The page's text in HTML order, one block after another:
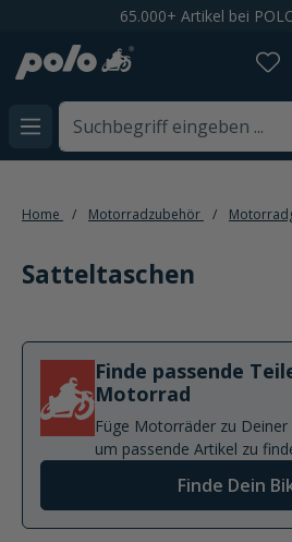
Spare 20% bei der
Home Motorradzubehör
Satteltaschen
Finde passende
Motorrad
Füge Motorräder zu Deiner
um passende Artikel zu
Finde Dein